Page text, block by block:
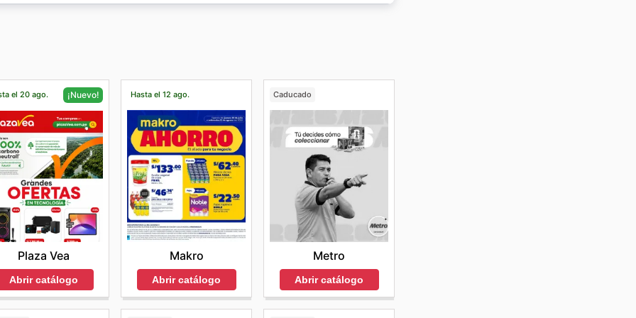
La Preferida, Bimbo, Don Lucho, entre otras.
actualizados también puedes navegar online el sitio web
el 20 ago. ¡Nuevo!
Plaza Vea
Abrir catálogo
Hasta el 12 ago.
Makro
Abrir catálogo
Caducado
Metro
Abrir catálogo